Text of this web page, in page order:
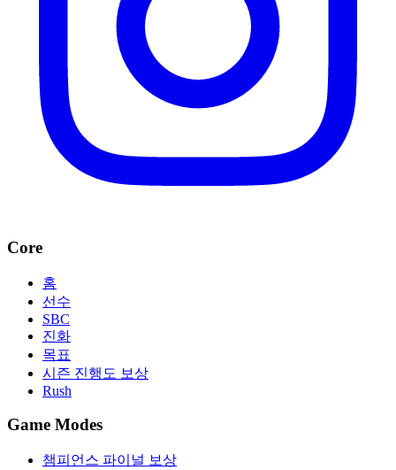
Core
홈
선수
SBC
진화
목표
시즌 진행도 보상
Rush
Game Modes
챔피언스 파이널 보상